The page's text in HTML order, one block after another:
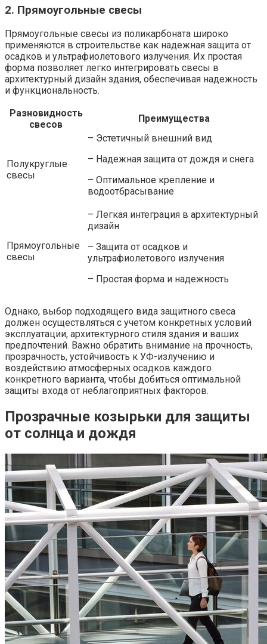
2. Прямоугольные свесы
Прямоугольные свесы из поликарбоната широко
применяются в строительстве как надежная защита от
осадков и ультрафиолетового излучения. Их простая
форма позволяет легко интегрировать свесы в
архитектурный дизайн здания, обеспечивая надежность
и функциональность.
Разновидность
свесов
Преимущества
Полукруглые
свесы
– Эстетичный внешний вид
– Надежная защита от дождя и снега
– Оптимальное крепление и
водоотбрасывание
Прямоугольные
свесы
– Легкая интеграция в архитектурный
дизайн
– Защита от осадков и
ультрафиолетового излучения
– Простая форма и надежность
Однако, выбор подходящего вида защитного свеса
должен осуществляться с учетом конкретных условий
эксплуатации, архитектурного стиля здания и ваших
предпочтений. Важно обратить внимание на прочность,
прозрачность, устойчивость к УФ-излучению и
воздействию атмосферных осадков каждого
конкретного варианта, чтобы добиться оптимальной
защиты входа от неблагоприятных факторов.
Прозрачные козырьки для защиты
от солнца и дождя